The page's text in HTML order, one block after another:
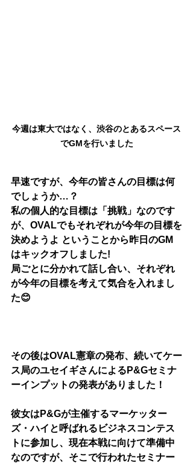
今週は東大ではなく、渋谷のとあるスペース
でGMを行いました
早速ですが、今年の皆さんの目標は何
でしょうか…？
私の個人的な目標は「挑戦」なのです
が、OVALでもそれぞれが今年の目標を
決めようよ ということから昨日のGM
はキックオフしました!
局ごとに分かれて話し合い、それぞれ
が今年の目標を考えて気合を入れまし
た😊
その後はOVAL憲章の発布、続いてケー
ス局のユセイギさんによるP&Gセミナ
ーインプットの発表がありました！
彼女はP&Gが主催するマーケッター
ズ・ハイと呼ばれるビジネスコンテス
トに参加し、現在本戦に向けて準備中
なのですが、そこで行われたセミナー